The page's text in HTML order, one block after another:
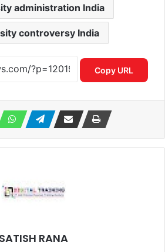
administration India
controversy India
Copy URL
SATISH RANA